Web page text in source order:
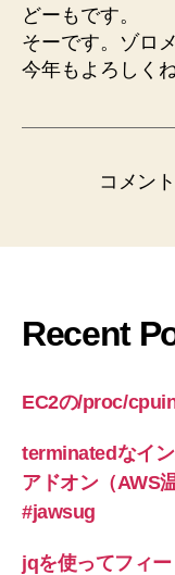
どーもです。
そーです。ゾロ
今年もよろしく
コメン
Recent
EC2の/proc/
terminatedなイ
アドオン（AWS
#jawsug
jqを使ってフィ